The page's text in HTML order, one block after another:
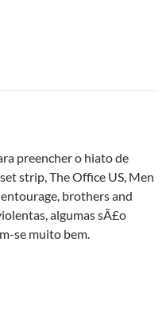
preencher o hiato de
strip, The Office US, Men
brothers and
algumas sÃ£o
se muito bem.